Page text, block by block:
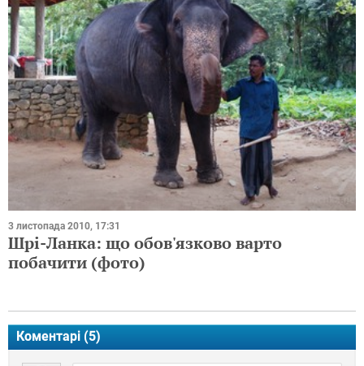
3 листопада 2010, 17:31
Шрі-Ланка: що обов'язково варто
побачити (фото)
Коментарі (5)